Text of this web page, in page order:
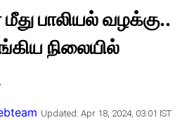
பாலியல் வழக்கு..
நிலையில்
Updated: Apr 18, 2024, 03:01 IST